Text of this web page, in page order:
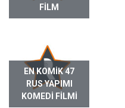
FILM
EN KOMIK 47
RUS YAPIMI
KOMEDI FILMI